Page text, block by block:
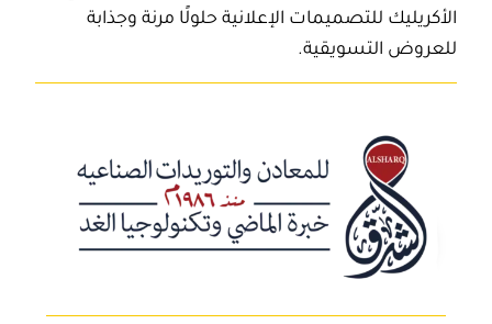
الأكريليك للتصميمات الإعلانية حلولًا مرنة وجذابة
للعروض التسويقية.